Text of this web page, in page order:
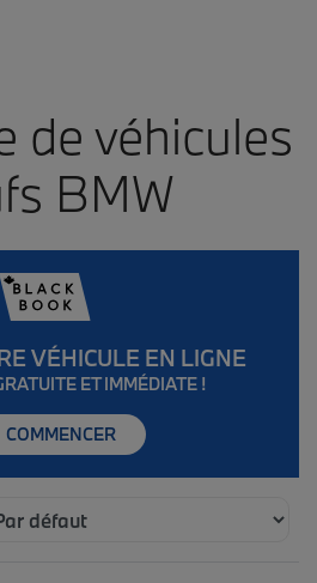
de véhicules
BMW
VÉHICULE EN LIGNE
ET IMMÉDIATE !
COMMENCER